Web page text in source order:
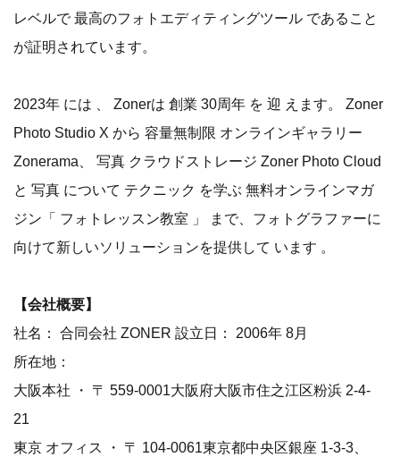
レベルで 最高のフォトエディティングツール であること
が証明されています。
2023年 には 、 Zonerは 創業 30周年 を 迎 えます。 Zoner
Photo Studio X から 容量無制限 オンラインギャラリー
Zonerama、 写真 クラウドストレージ Zoner Photo Cloud
と 写真 について テクニック を学ぶ 無料オンラインマガ
ジン「 フォトレッスン教室 」 まで、フォトグラファーに
向けて新しいソリューションを提供して います 。
【会社概要】
社名： 合同会社 ZONER 設立日： 2006年 8月
所在地：
大阪本社 ・ 〒 559-0001大阪府大阪市住之江区粉浜 2-4-
21
東京 オフィス ・ 〒 104-0061東京都中央区銀座 1-3-3、